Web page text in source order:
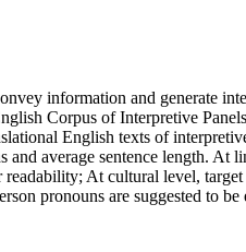
information and generate
Corpus of Interpretive
English texts of
average sentence length.
At cultural level,
pronouns are suggested to